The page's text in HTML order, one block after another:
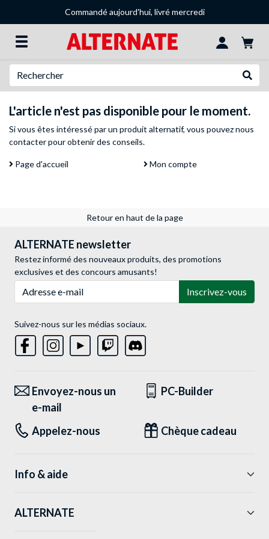
Commandé aujourd'hui, livré mercredi
L'article n'est pas disponible pour le moment.
Si vous êtes intéressé par un produit alternatif, vous pouveznous
contacterpour obtenir des conseils.
Page d'accueil Mon compte
Retour en haut de la page
ALTERNATE newsletter
Restez informé des nouveaux produits, des promotions
exclusives et des concours amusants!
Inscrivez-vous
Suivez-nous sur les médias sociaux.
Envoyez-nous un
e-mail
PC-Builder
Appelez-nous Chèque cadeau
Info & aide
ALTERNATE